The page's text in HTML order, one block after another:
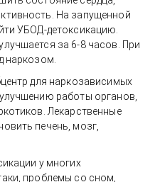
На запущенной
УБОД-детоксикацию.
за 6-8 часов. При
наркозом.
для наркозависимых
работы органов,
Лекарственные
печень, мозг,
у многих
проблемы со сном,